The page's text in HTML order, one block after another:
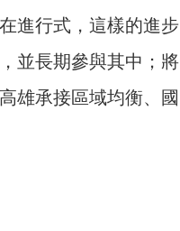
進行式，這樣的進步
並長期參與其中；將
雄承接區域均衡、國